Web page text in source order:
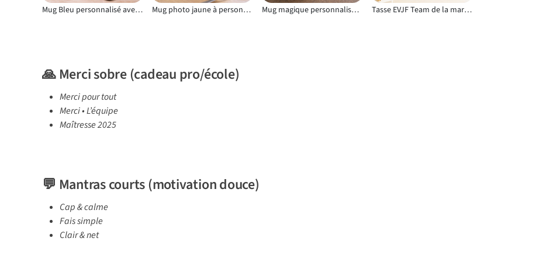
Mug Bleu personnalisé avec votre photo avec petits cœurs et message affectueux Mug photo jaune à personnaliser en céramique résistante pour un usage régulier Mug magique personnalisé à compléter avec l’image de votre choix Tasse EVJF Team de la mariée avant le grand jour
🙏 Merci sobre (cadeau pro/école)
Merci pour tout
Merci • L’équipe
Maîtresse 2025
💬 Mantras courts (motivation douce)
Cap & calme
Fais simple
Clair & net